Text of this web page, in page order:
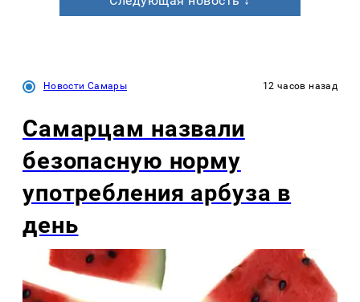
Новости Самары 12 часов назад
Самарцам назвали
безопасную норму
употребления арбуза в
день